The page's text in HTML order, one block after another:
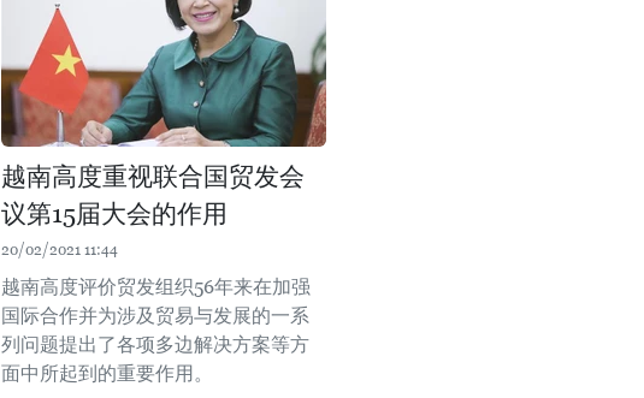
越南高度重视联合国贸发会
议第15届大会的作用
20/02/2021 11:44
越南高度评价贸发组织56年来在加强
国际合作并为涉及贸易与发展的一系
列问题提出了各项多边解决方案等方
面中所起到的重要作用。